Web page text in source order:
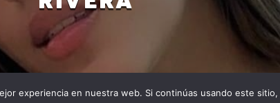
experiencia en nuestra web. Si continúas usando este